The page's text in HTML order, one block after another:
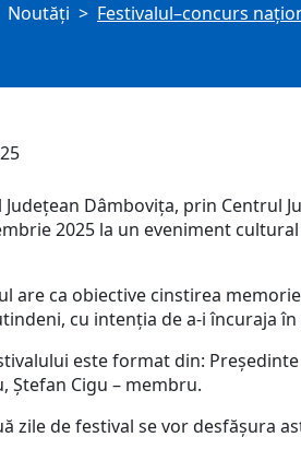
Noutăți Festivalul–concurs
Judeţean Dâmboviţa, prin Centrul
2025 la un eveniment
are ca obiective cinstirea
cu intenția de a-i încuraja
este format din:
Ștefan Cigu – membru.
zile de festival se vor desfăşura